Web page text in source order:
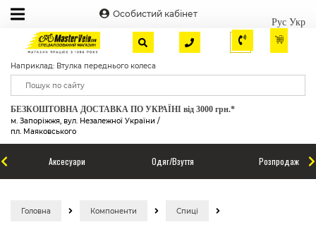
Особистий кабінет
Рус Укр
Наприклад: Втулка переднього колеса
БЕЗКОШТОВНА ДОСТАВКА ПО УКРАЇНІ від 3000 грн.*
м. Запоріжжя, вул. Незалежної України /
пл. Маяковського
Аксесуари Одяг/Взуття Розпродаж
Головна Компоненти Спиці